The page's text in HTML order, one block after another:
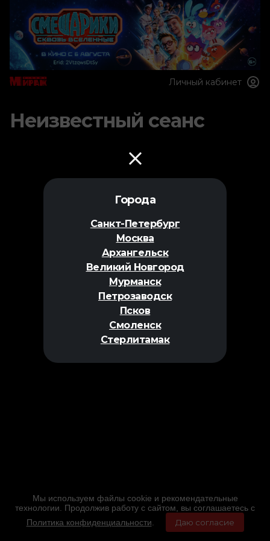
Города
Санкт-Петербург
Москва
Архангельск
Великий Новгород
Мурманск
Петрозаводск
Псков
Смоленск
Стерлитамак
Личный кабинет
Неизвестный сеанс
Мы используем файлы cookie и рекомендательные
технологии. Продолжив работу с сайтом, вы соглашаетесь с
Политика конфиденциальности
Даю согласие